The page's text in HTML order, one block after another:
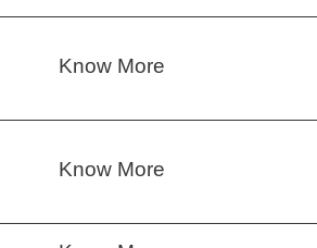
Know More
Know More